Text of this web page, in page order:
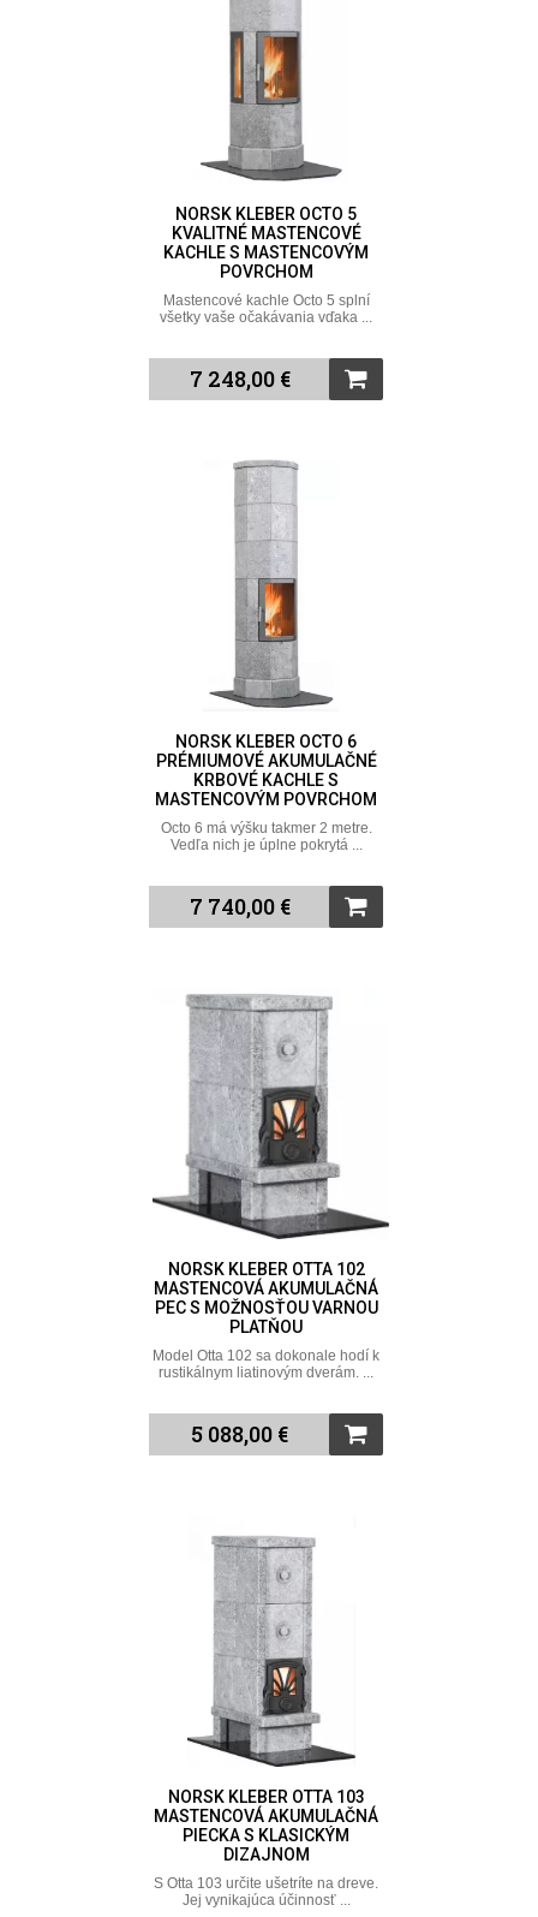
NORSK KLEBER OCTO 5
KVALITNÉ MASTENCOVÉ
KACHLE S MASTENCOVÝM
POVRCHOM
Mastencové kachle Octo 5 splní
všetky vaše očakávania vďaka ...
7 248,00 €
NORSK KLEBER OCTO 6
PRÉMIUMOVÉ AKUMULAČNÉ
KRBOVÉ KACHLE S
MASTENCOVÝM POVRCHOM
Octo 6 má výšku takmer 2 metre.
Vedľa nich je úplne pokrytá ...
7 740,00 €
NORSK KLEBER OTTA 102
MASTENCOVÁ AKUMULAČNÁ
PEC S MOŽNOSŤOU VARNOU
PLATŇOU
Model Otta 102 sa dokonale hodí k
rustikálnym liatinovým dverám. ...
5 088,00 €
NORSK KLEBER OTTA 103
MASTENCOVÁ AKUMULAČNÁ
PIECKA S KLASICKÝM
DIZAJNOM
S Otta 103 určite ušetríte na dreve.
Jej vynikajúca účinnosť ...